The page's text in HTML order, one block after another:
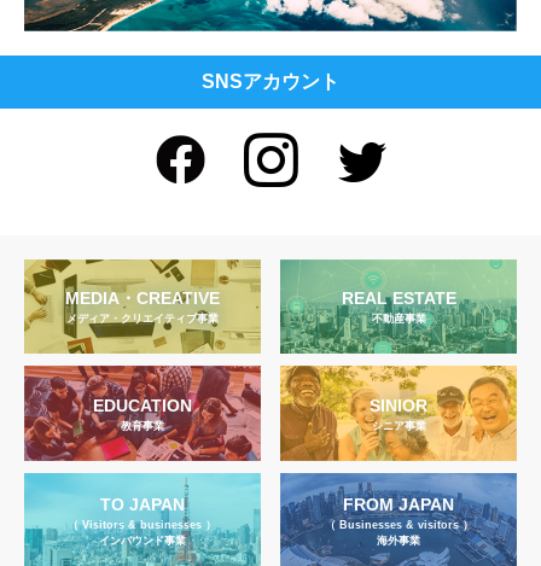
SNSアカウント
MEDIA・CREATIVE
メディア・クリエイティブ事業
REAL ESTATE
不動産事業
EDUCATION
教育事業
SINIOR
シニア事業
TO JAPAN
（ Visitors & businesses ）
インバウンド事業
FROM JAPAN
（ Businesses & visitors ）
海外事業